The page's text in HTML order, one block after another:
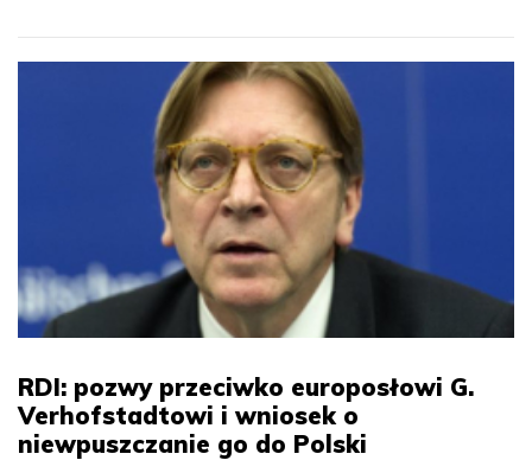
RDI: pozwy przeciwko europosłowi G.
Verhofstadtowi i wniosek o
niewpuszczanie go do Polski